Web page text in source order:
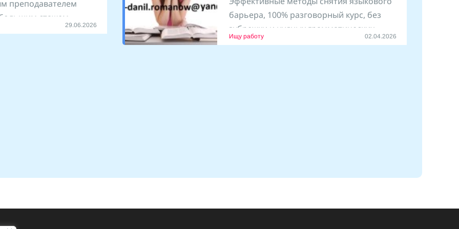
преподавателем
большим стажем
29.06.2026
барьера, 100% разговорный курс, без
зубрежки и нудных грамматических
упражнений.
Ищу работу 02.04.2026